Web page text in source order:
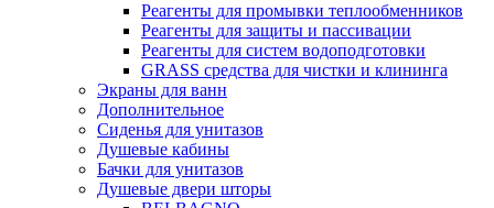
Реагенты для промывки теплообменников
Реагенты для защиты и пассивации
Реагенты для систем водоподготовки
GRASS средства для чистки и клининга
Экраны для ванн
Дополнительное
Сиденья для унитазов
Душевые кабины
Бачки для унитазов
Душевые двери шторы